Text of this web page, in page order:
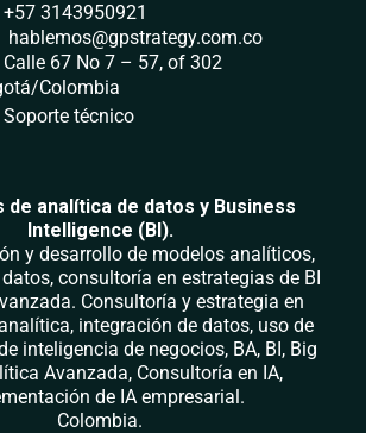
+57 3143950921
hablemos@gpstrategy.com.co
Calle 67 No 7 – 57, of 302
Colombia
Soporte técnico
de analítica de datos y Business
Intelligence (BI).
y desarrollo de modelos analíticos,
consultoría en estrategias de BI
Consultoría y estrategia en
integración de datos, uso de
inteligencia de negocios, BA, BI, Big
Avanzada, Consultoría en IA,
de IA empresarial.
Colombia.